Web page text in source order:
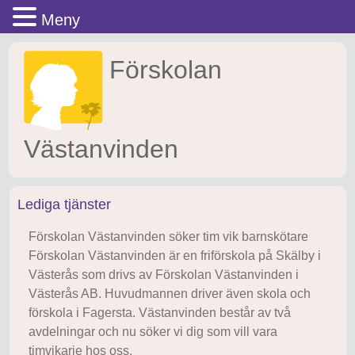
innehåll
Förskolan
Västanvinden
Lediga tjänster
Förskolan Västanvinden söker tim vik barnskötare
Förskolan Västanvinden är en friförskola på Skälby i
Västerås som drivs av Förskolan Västanvinden i
Västerås AB. Huvudmannen driver även skola och
förskola i Fagersta. Västanvinden består av två
avdelningar och nu söker vi dig som vill vara
timvikarie hos oss.
Meny